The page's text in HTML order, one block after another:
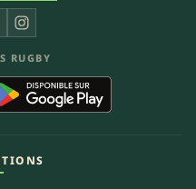
Instagram
RUGBY